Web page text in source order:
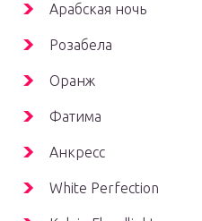
Арабская ночь
Розабела
Оранж
Фатима
Анкресс
White Perfection